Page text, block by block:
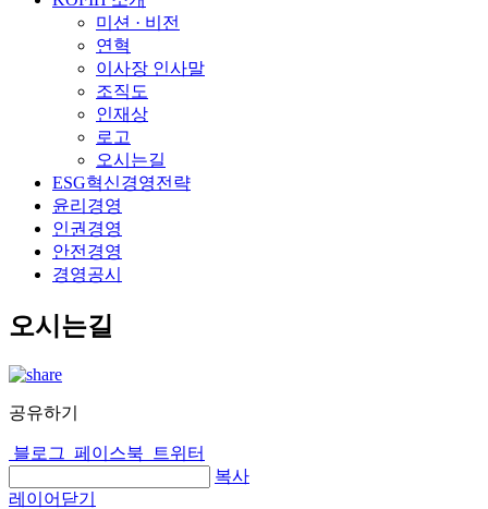
미션 · 비전
연혁
이사장 인사말
조직도
인재상
로고
오시는길
ESG혁신경영전략
윤리경영
인권경영
안전경영
경영공시
오시는길
공유하기
블로그 페이스북
트위터
복사
레이어닫기